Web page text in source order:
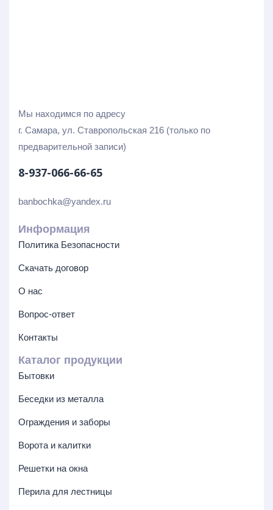
Мы находимся по адресу
г. Самара, ул. Ставропольская 216 (только по
предварительной записи)
8-937-066-66-65
banbochka@yandex.ru
Информация
Политика Безопасности
Скачать договор
О нас
Вопрос-ответ
Контакты
Каталог продукции
Бытовки
Беседки из металла
Ограждения и заборы
Ворота и калитки
Решетки на окна
Перила для лестницы